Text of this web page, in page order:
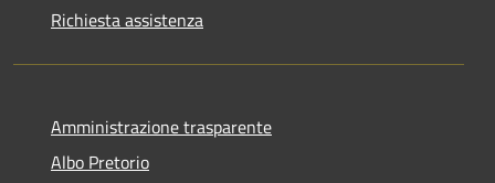
Richiesta assistenza
Amministrazione trasparente
Albo Pretorio